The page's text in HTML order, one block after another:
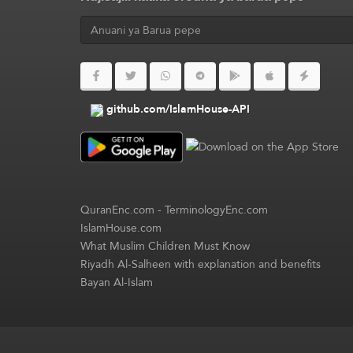
github.com/IslamHouse-API
QuranEnc.com-TerminologyEnc.com
IslamHouse.com
What Muslim Children Must Know
Riyadh Al-Salheen with explanation and benefits
Bayan Al-Islam